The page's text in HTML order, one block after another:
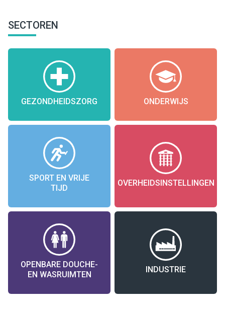
SECTOREN
GEZONDHEIDSZORG ONDERWIJS
SPORT EN VRIJE
TIJD
OVERHEIDSINSTELLINGEN
OPENBARE DOUCHE-
EN WASRUIMTEN
INDUSTRIE